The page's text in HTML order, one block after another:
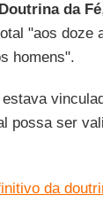
da Fé
"aos doze
homens".
possa ser
da